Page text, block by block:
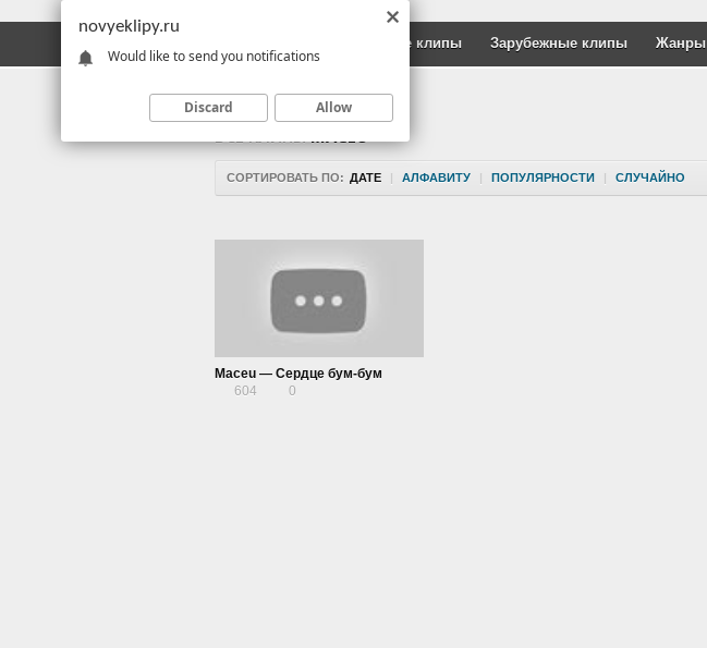
Русские клипы Зарубежные клипы Жанры
ВСЕ КЛИПЫ MACEU
СОРТИРОВАТЬ ПО: ДАТЕ | АЛФАВИТУ | ПОПУЛЯРНОСТИ | СЛУЧАЙНО
Maceu — Сердце бум-бум
604
0
novyeklipy.ru
Would like to send you notifications
Discard Allow